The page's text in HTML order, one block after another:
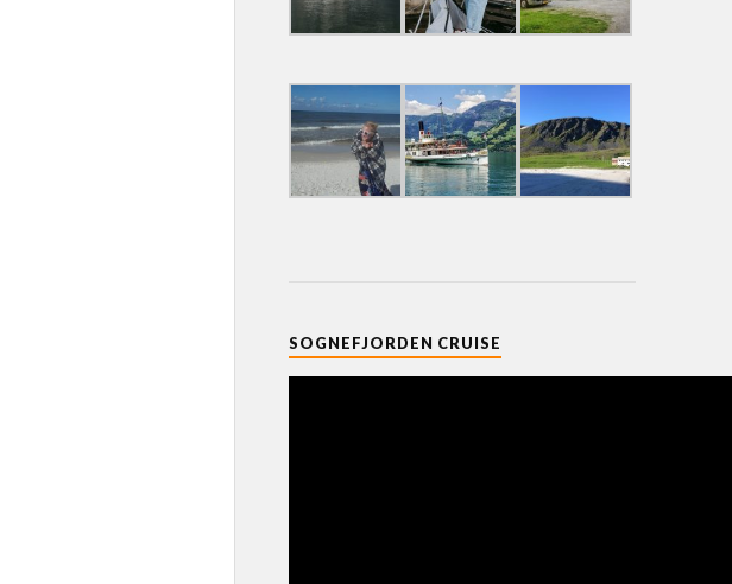
SOGNEFJORDEN CRUISE